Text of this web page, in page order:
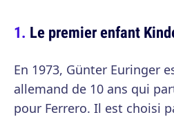
Le premier enfant
En 1973, Günter Euringer
allemand de 10 ans qui
pour Ferrero. Il est choisi